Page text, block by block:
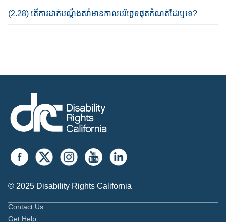
(2.28) តើ​ការ​ដាក់​បណ្ដឹង​ត​វ៉ា​មានកាលបរិច្ឆេទ​ផុតកំណត់​ដែរ​ឬ​ទេ​?​
© 2025 Disability Rights California
Contact Us
Get Help